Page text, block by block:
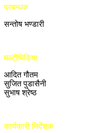
प्रबन्धक
सन्तोष भण्डारी
मल्टीमिडिया
आदित गौतम
सुजित पुडासैनी
सुभाष श्रेष्ठ
कार्यकारी निर्देशक